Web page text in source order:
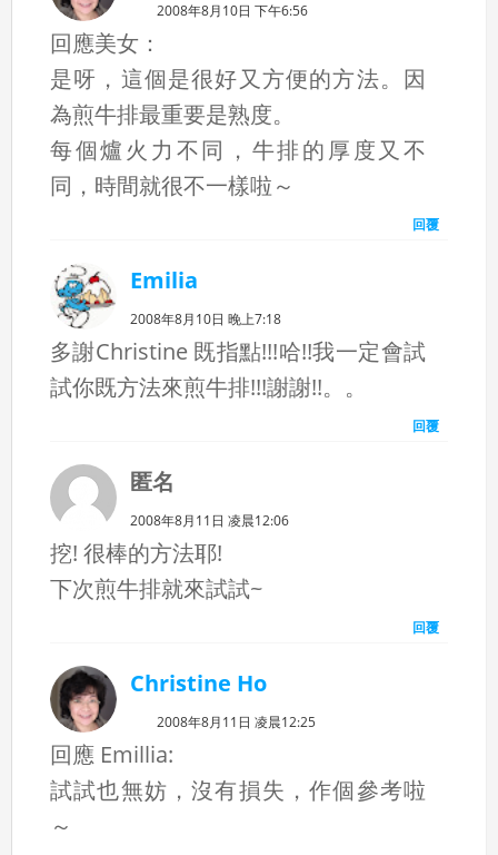
2008年8月10日 下午6:56
回應美女：
是呀，這個是很好又方便的方法。因
為煎牛排最重要是熟度。
每個爐火力不同，牛排的厚度又不
同，時間就很不一樣啦～
回覆
Emilia
2008年8月10日 晚上7:18
多謝Christine 既指點!!!哈!!我一定會試
試你既方法來煎牛排!!!謝謝!!。。
回覆
匿名
2008年8月11日 凌晨12:06
挖! 很棒的方法耶!
下次煎牛排就來試試~
回覆
Christine Ho
2008年8月11日 凌晨12:25
回應 Emillia:
試試也無妨，沒有損失，作個參考啦
～